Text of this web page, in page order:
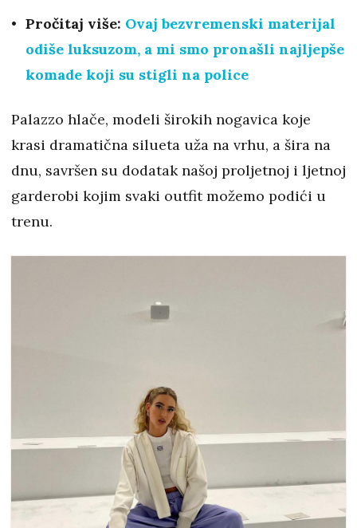
Pročitaj više: Ovaj bezvremenski materijal
odiše luksuzom, a mi smo pronašli najljepše
komade koji su stigli na police
Palazzo hlače, modeli širokih nogavica koje
krasi dramatična silueta uža na vrhu, a šira na
dnu, savršen su dodatak našoj proljetnoj i ljetnoj
garderobi kojim svaki outfit možemo podići u
trenu.